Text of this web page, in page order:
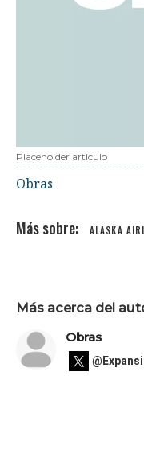
Placeholder articulo
Obras
ALASKA
Más acerca del
Obras